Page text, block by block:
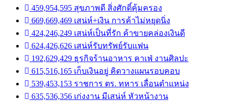
459,954,595 สุขภาพดี สิ่งศักดิ์คุ้มครอง
669,669,469 เสน่ห์+เงิน การค้าไม่หยุดนิ่ง
424,246,249 เสน่ห์เป็นที่รัก ค้าขายคล่องเงินดี
624,426,626 เสน่ห์รับทรัพย์รับแฟน
192,629,429 ธุรกิจร้านอาหาร คาเฟ่ งานศิลปะ
615,516,165 เก็บเงินอยู่ คิดวางแผนรอบคอบ
539,453,153 ราชการ ตร. ทหาร เลื่อนตำแหน่ง
635,536,356 เก่งงาน มีเสน่ห์ หัวหน้างาน